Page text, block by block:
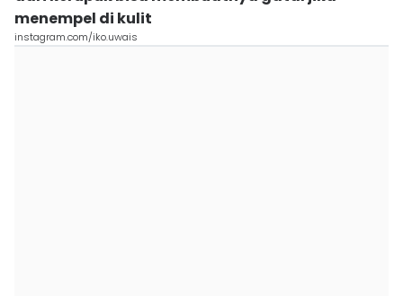
menempel di kulit
instagram.com/iko.uwais